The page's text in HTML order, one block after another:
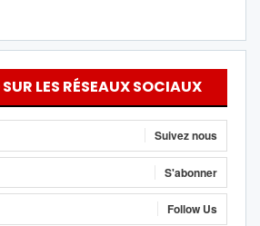
LES RÉSEAUX SOCIAUX
Suivez nous
S'abonner
Follow Us